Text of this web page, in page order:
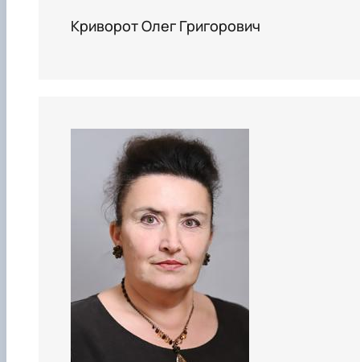
Криворот Олег Григорович